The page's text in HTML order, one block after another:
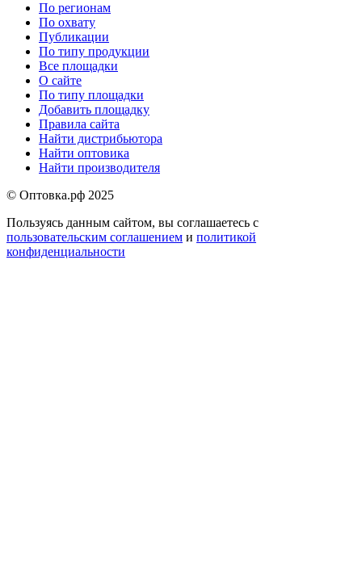
Меню
подвале
По регионам
По охвату
Публикации
По типу продукции
Все площадки
О сайте
По типу площадки
Добавить площадку
Правила сайта
Найти дистрибьютора
Найти оптовика
Найти производителя
© Оптовка.рф 2025
Пользуясь данным сайтом, вы соглашаетесь с
пользовательским соглашением и политикой
конфиденциальности